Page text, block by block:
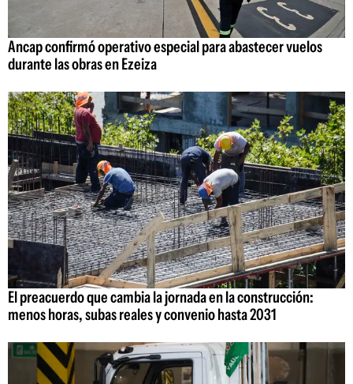
Ancap confirmó operativo especial para abastecer vuelos
durante las obras en Ezeiza
El preacuerdo que cambia la jornada en la construcción:
menos horas, subas reales y convenio hasta 2031